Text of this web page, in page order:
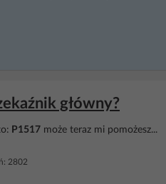
główny?
P1517 może teraz mi pomożesz...
2802